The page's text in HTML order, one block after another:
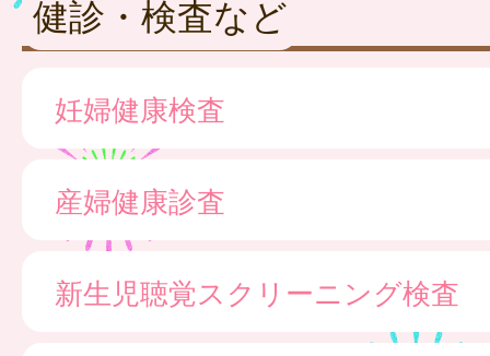
健診・検査など
妊婦健康検査
産婦健康診査
新生児聴覚スクリーニング検査